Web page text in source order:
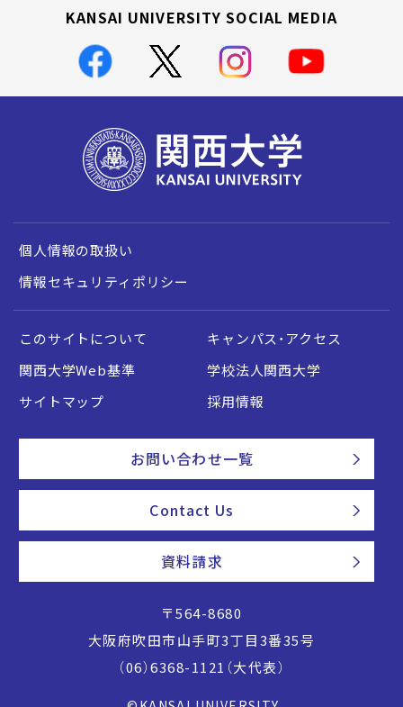
KANSAI UNIVERSITY SOCIAL MEDIA
個人情報の取扱い
情報セキュリティポリシー
このサイトについて
キャンパス・アクセス
関西大学Web基準
学校法人関西大学
サイトマップ
採用情報
お問い合わせ一覧
Contact Us
資料請求
〒564-8680
大阪府吹田市山手町3丁目3番35号
（06）6368-1121（大代表）